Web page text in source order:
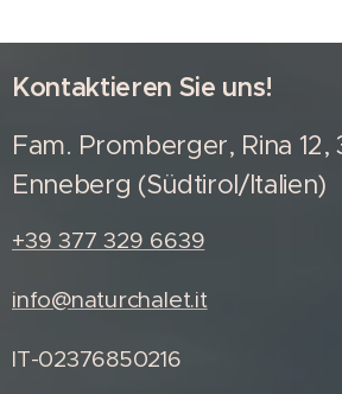
Kontaktieren Sie uns!
Fam. Promberger, Rina 12,
Enneberg (Südtirol/Italien)
+39 377 329 6639
info@naturchalet.it
IT-02376850216